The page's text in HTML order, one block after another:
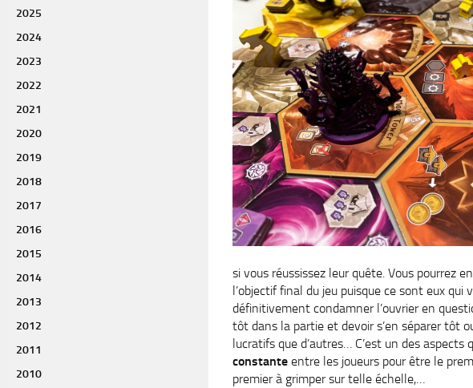
si vous réussissez leur quête. Vous pourrez
l’objectif final du jeu puisque ce sont eux
définitivement condamner l’ouvrier en
tôt dans la partie et devoir s’en séparer tôt
lucratifs que d’autres… C’est un des
constante entre les joueurs pour être le
premier à grimper sur telle échelle,…
2025
2024
2023
2022
2021
2020
2019
2018
2017
2016
2015
2014
2013
2012
2011
2010